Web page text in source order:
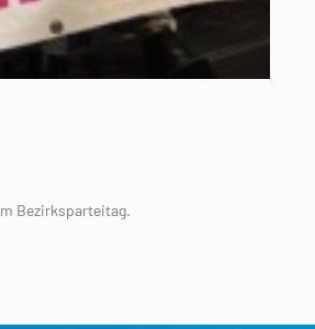
Bezirksparteitag.